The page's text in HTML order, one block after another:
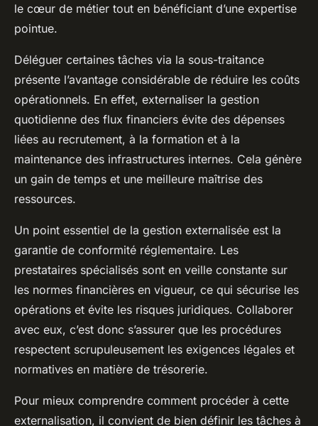
le cœur de métier tout en bénéficiant d’une expertise
pointue.
Déléguer certaines tâches via la sous-traitance
présente l’avantage considérable de réduire les coûts
opérationnels. En effet, externaliser la gestion
quotidienne des flux financiers évite des dépenses
liées au recrutement, à la formation et à la
maintenance des infrastructures internes. Cela génère
un gain de temps et une meilleure maîtrise des
ressources.
Un point essentiel de la gestion externalisée est la
garantie de conformité réglementaire. Les
prestataires spécialisés sont en veille constante sur
les normes financières en vigueur, ce qui sécurise les
opérations et évite les risques juridiques. Collaborer
avec eux, c’est donc s’assurer que les procédures
respectent scrupuleusement les exigences légales et
normatives en matière de trésorerie.
Pour mieux comprendre comment procéder à cette
externalisation, il convient de bien définir les tâches à